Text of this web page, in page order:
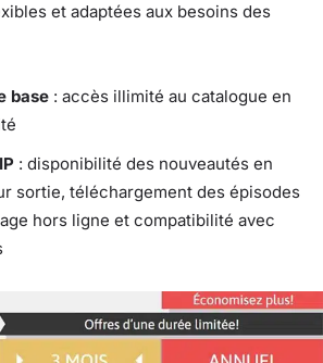
et adaptées aux besoins des
base : accès illimité au catalogue en
: disponibilité des nouveautés en
sortie, téléchargement des épisodes
hors ligne et compatibilité avec